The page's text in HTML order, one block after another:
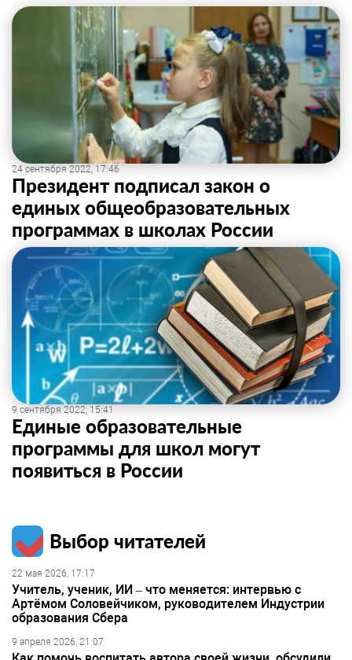
24 сентября 2022, 17:46
Президент подписал закон о
единых общеобразовательных
программах в школах России
9 сентября 2022, 15:41
Единые образовательные
программы для школ могут
появиться в России
Выбор читателей
22 мая 2026, 17:17
Учитель, ученик, ИИ – что меняется: интервью с
Артёмом Соловейчиком, руководителем Индустрии
образования Сбера
9 апреля 2026, 21:07